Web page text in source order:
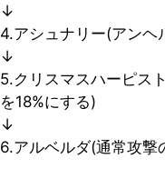
↓
4.アシュナリー(アンヘ
↓
5.クリスマスハーピス
を18%にする)
↓
6.アルベルダ(通常攻撃